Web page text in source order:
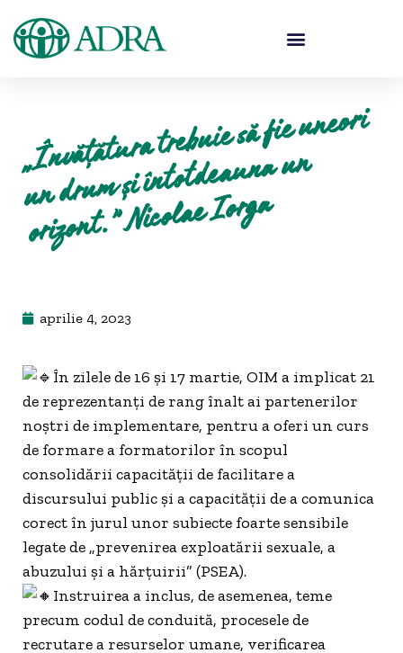
„
Învățăt
ura trebuie să fie uneori
un dru
m și întotdea
una un
orizont.”
Nicolae Iorga
aprilie 4, 2023
În zilele de 16 și 17 martie, OIM a implicat 21
de reprezentanți de rang înalt ai partenerilor
noștri de implementare, pentru a oferi un curs
de formare a formatorilor în scopul
consolidării capacității de facilitare a
discursului public și a capacității de a comunica
corect în jurul unor subiecte foarte sensibile
legate de „prevenirea exploatării sexuale, a
abuzului și a hărțuirii” (PSEA).
Instruirea a inclus, de asemenea, teme
precum codul de conduită, procesele de
recrutare a resurselor umane, verificarea